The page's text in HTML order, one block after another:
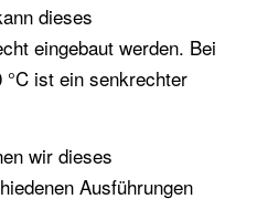
dieses
eingebaut werden. Bei
°C ist ein senkrechter
wir dieses
Ausführungen